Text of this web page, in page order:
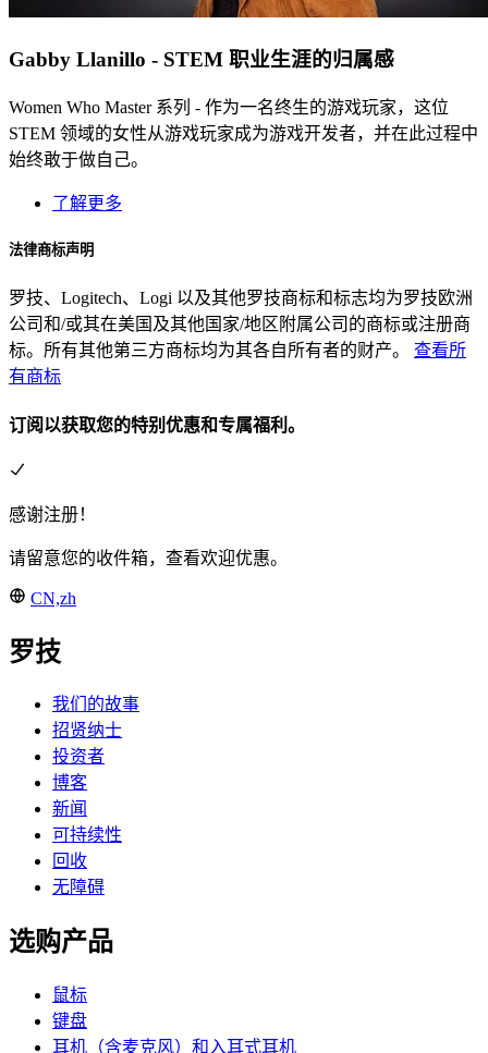
Gabby Llanillo - STEM 职业生涯的归属感
Women Who Master 系列 - 作为一名终生的游戏玩家，这位
STEM 领域的女性从游戏玩家成为游戏开发者，并在此过程中
始终敢于做自己。
了解更多
法律商标声明
罗技、Logitech、Logi 以及其他罗技商标和标志均为罗技欧洲
公司和/或其在美国及其他国家/地区附属公司的商标或注册商
标。所有其他第三方商标均为其各自所有者的财产。 查看所
有商标
订阅以获取您的特别优惠和专属福利。
感谢注册！
请留意您的收件箱，查看欢迎优惠。
CN,zh
罗技
我们的故事
招贤纳士
投资者
博客
新闻
可持续性
回收
无障碍
选购产品
鼠标
键盘
耳机（含麦克风）和入耳式耳机